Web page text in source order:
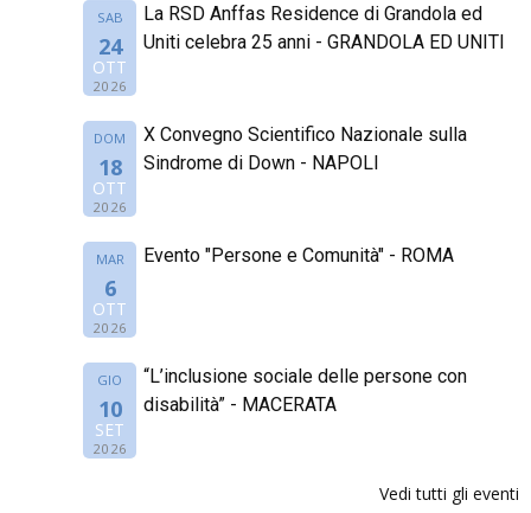
SAB
24
OTT
2026
La RSD Anffas Residence di Grandola ed
Uniti celebra 25 anni - GRANDOLA ED UNITI
DOM
18
OTT
2026
X Convegno Scientifico Nazionale sulla
Sindrome di Down - NAPOLI
MAR
6
OTT
2026
Evento "Persone e Comunità" - ROMA
GIO
10
SET
2026
“L’inclusione sociale delle persone con
disabilità” - MACERATA
Vedi tutti gli eventi